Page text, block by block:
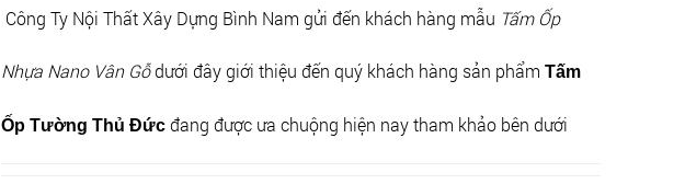
Công Ty Nội Thất Xây Dựng Bình Nam gửi đến khách hàng mẫu Tấm Ốp
Nhựa Nano Vân Gỗ dưới đây giới thiệu đến quý khách hàng sản phẩm Tấm
Ốp Tường Thủ Đức đang được ưa chuộng hiện nay tham khảo bên dưới